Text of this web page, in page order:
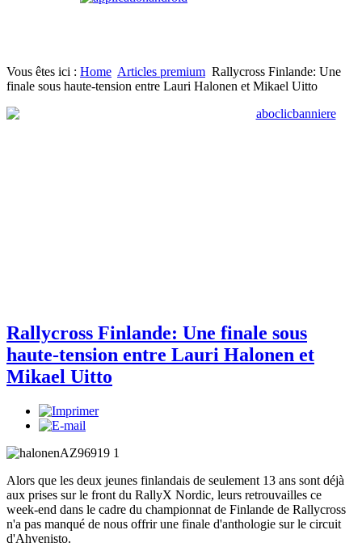
Vous êtes ici : Home Articles premium Rallycross Finlande: Une
finale sous haute-tension entre Lauri Halonen et Mikael Uitto
Rallycross Finlande: Une finale sous
haute-tension entre Lauri Halonen et
Mikael Uitto
Alors que les deux jeunes finlandais de seulement 13 ans sont déjà
aux prises sur le front du RallyX Nordic, leurs retrouvailles ce
week-end dans le cadre du championnat de Finlande de Rallycross
n'a pas manqué de nous offrir une finale d'anthologie sur le circuit
d'Ahvenisto.